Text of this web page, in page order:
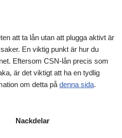
att ta lån utan att plugga aktivt är
En viktig punkt är hur du
Eftersom CSN-lån precis som
är det viktigt att ha en tydlig
om detta på denna sida.
Nackdelar